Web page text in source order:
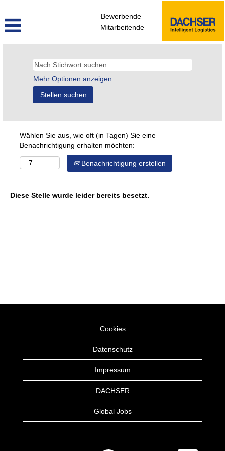
Bewerbende
Mitarbeitende
Mehr Optionen anzeigen
Wählen Sie aus, wie oft (in Tagen) Sie eine
Benachrichtigung erhalten möchten:
Benachrichtigung erstellen
Diese Stelle wurde leider bereits besetzt.
Cookies
Datenschutz
Impressum
DACHSER
Global Jobs